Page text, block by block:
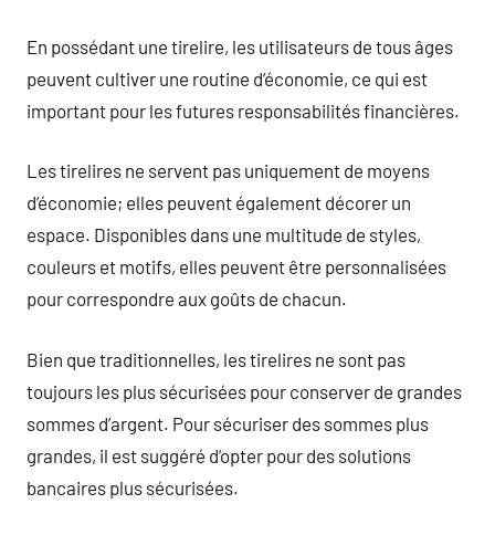
En possédant une tirelire, les utilisateurs de tous âges
peuvent cultiver une routine d’économie, ce qui est
important pour les futures responsabilités financières.
Les tirelires ne servent pas uniquement de moyens
d’économie; elles peuvent également décorer un
espace. Disponibles dans une multitude de styles,
couleurs et motifs, elles peuvent être personnalisées
pour correspondre aux goûts de chacun.
Bien que traditionnelles, les tirelires ne sont pas
toujours les plus sécurisées pour conserver de grandes
sommes d’argent. Pour sécuriser des sommes plus
grandes, il est suggéré d’opter pour des solutions
bancaires plus sécurisées.